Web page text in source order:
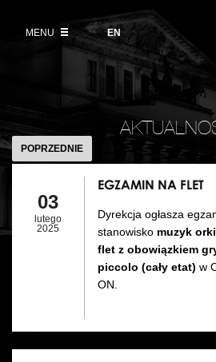
angielski
EN
MENUWystawy 2026/27
Informacje dla widzów
Zwroty biletów
Aktualności
Polski Balet Narodowy
Miejsce
Kulisy
Historia
DZIAŁALNOŚĆ
Galeria Opera
Muzeum Teatralne
Akademia Operowa
Konkurs Moniuszkowski
POPRZEDNIE
03
lutego
2025
EGZAMIN NA FLET
Dyrekcja ogłasza
stanowisko muzyk
flet z obowiązkiem
piccolo (cały etat) w
ON.